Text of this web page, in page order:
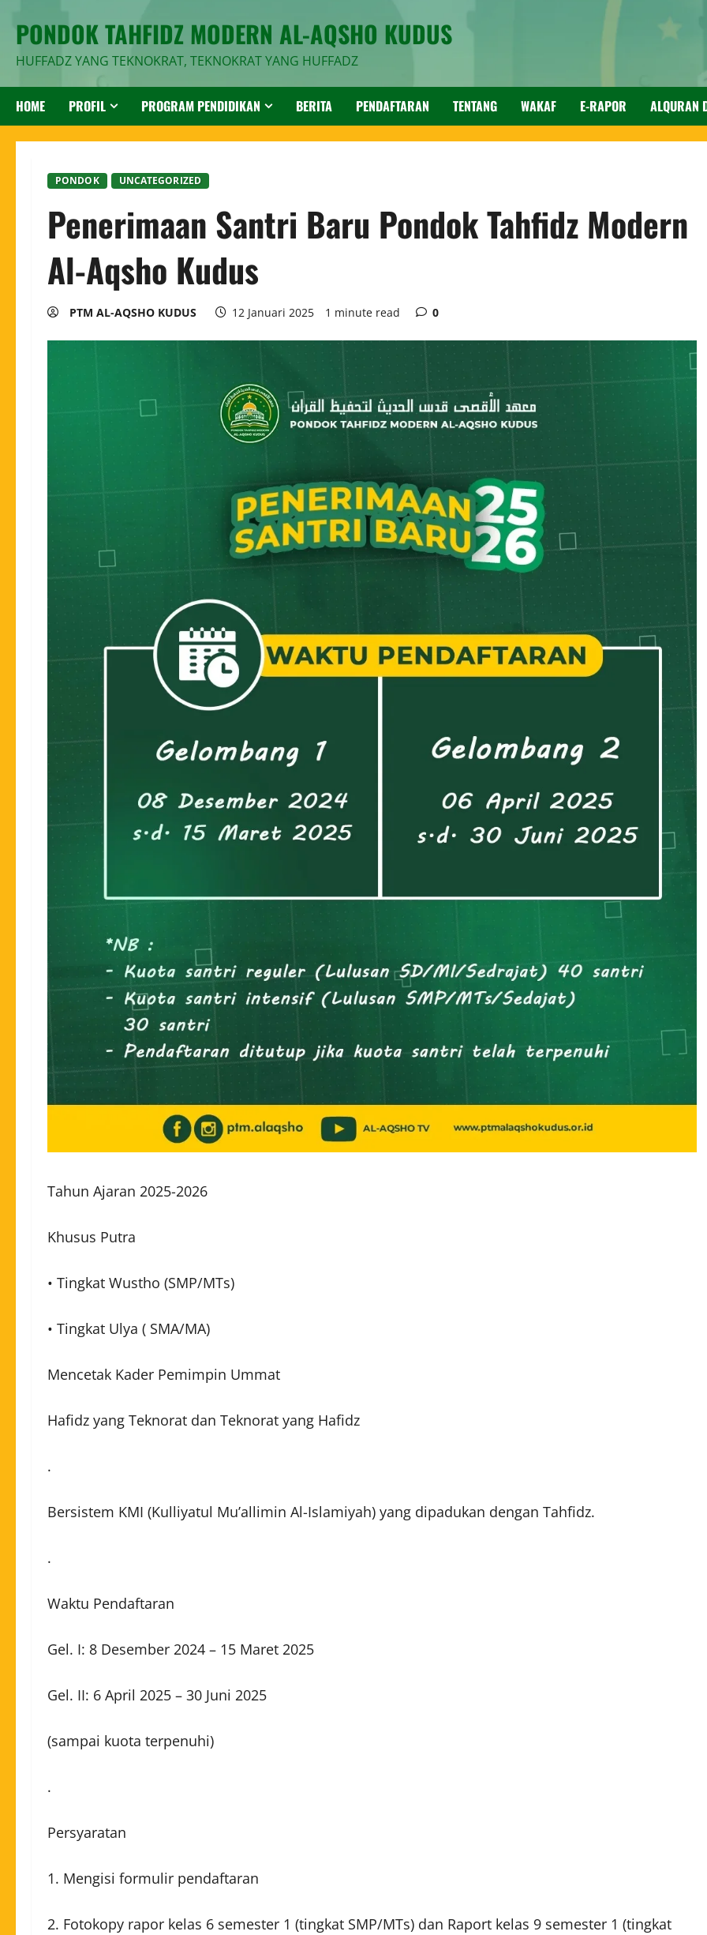
PONDOK TAHFIDZ MODERN AL-AQSHO KUDUS
HUFFADZ YANG TEKNOKRAT, TEKNOKRAT YANG HUFFADZ
HOME PROFIL PROGRAM PENDIDIKAN BERITA PENDAFTARAN TENTANG WAKAF E-RAPOR ALQURAN
PONDOK UNCATEGORIZED
Penerimaan Santri Baru Pondok Tahfidz Modern
Al-Aqsho Kudus
PTM AL-AQSHO KUDUS 12 Januari 2025 1 minute read 0
Tahun Ajaran 2025-2026
Khusus Putra
• Tingkat Wustho (SMP/MTs)
• Tingkat Ulya ( SMA/MA)
Mencetak Kader Pemimpin Ummat
Hafidz yang Teknorat dan Teknorat yang Hafidz
.
Bersistem KMI (Kulliyatul Mu’allimin Al-Islamiyah) yang dipadukan dengan Tahfidz.
.
Waktu Pendaftaran
Gel. I: 8 Desember 2024 – 15 Maret 2025
Gel. II: 6 April 2025 – 30 Juni 2025
(sampai kuota terpenuhi)
.
Persyaratan
1. Mengisi formulir pendaftaran
2. Fotokopy rapor kelas 6 semester 1 (tingkat SMP/MTs) dan Raport kelas 9 semester 1 (tingkat